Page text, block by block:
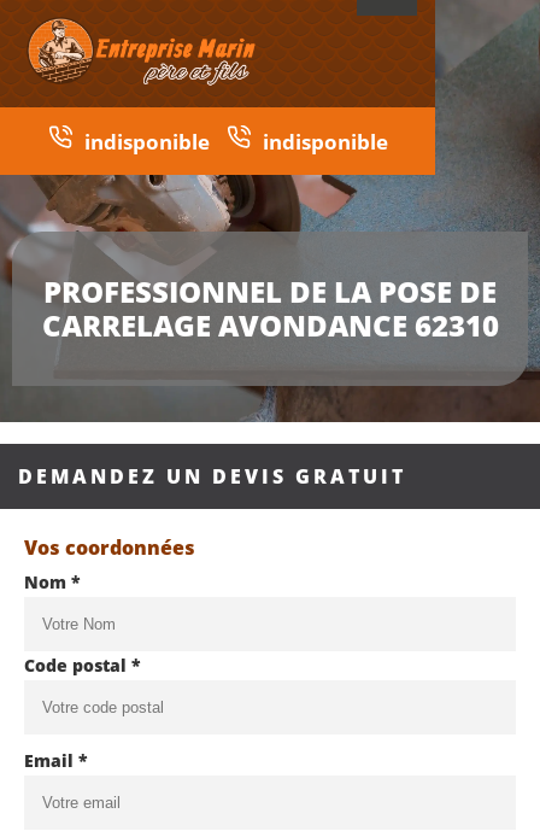
indisponible indisponible
PROFESSIONNEL DE LA POSE DE
CARRELAGE AVONDANCE 62310
DEMANDEZ UN DEVIS GRATUIT
Vos coordonnées
Nom *
Code postal *
Email *